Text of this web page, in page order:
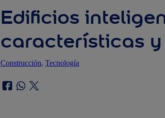
Edificios
características
Construcción, Tecnología